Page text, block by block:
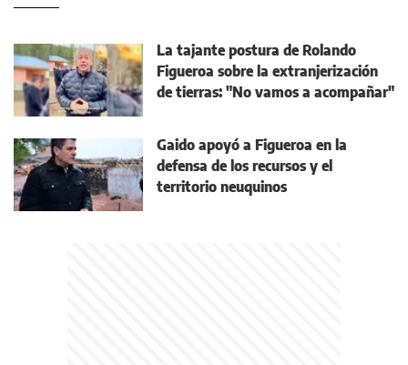
La tajante postura de Rolando
Figueroa sobre la extranjerización
de tierras: "No vamos a acompañar"
Gaido apoyó a Figueroa en la
defensa de los recursos y el
territorio neuquinos